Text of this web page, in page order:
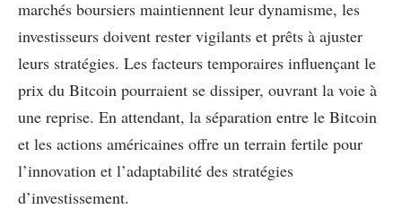
marchés boursiers maintiennent leur dynamisme, les
investisseurs doivent rester vigilants et prêts à ajuster
leurs stratégies. Les facteurs temporaires influençant le
prix du Bitcoin pourraient se dissiper, ouvrant la voie à
une reprise. En attendant, la séparation entre le Bitcoin
et les actions américaines offre un terrain fertile pour
l’innovation et l’adaptabilité des stratégies
d’investissement.